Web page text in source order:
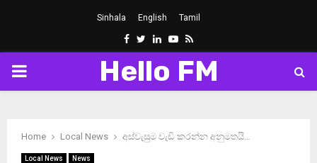
Sinhala English Tamil
Facebook
Twitter
LinkedinYoutube
Rss
PRIMARY
Hello FM
Home Local News අස්වැසුම වැඩි කරන්න අනුමතයි…
Local News News